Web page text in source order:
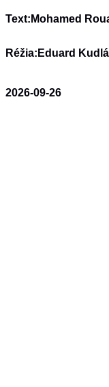
Text: Mohamed
Réžia: Eduard
2026-09-26